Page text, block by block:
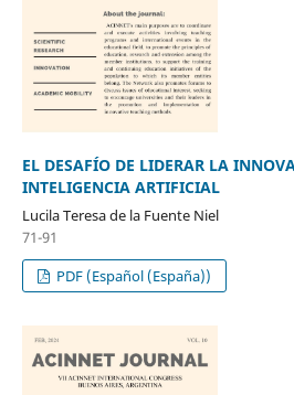
EL DESAFÍO DE LIDERAR LA
INTELIGENCIA ARTIFICIAL
Lucila Teresa de la Fuente Niel
71-91
PDF (Español (España))